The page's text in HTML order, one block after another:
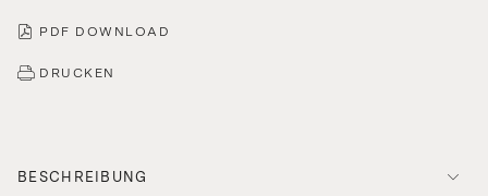
PDF DOWNLOAD
DRUCKEN
BESCHREIBUNG